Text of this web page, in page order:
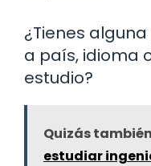
¿Tienes
a país, idioma
estudio?
Quizás
estudiar